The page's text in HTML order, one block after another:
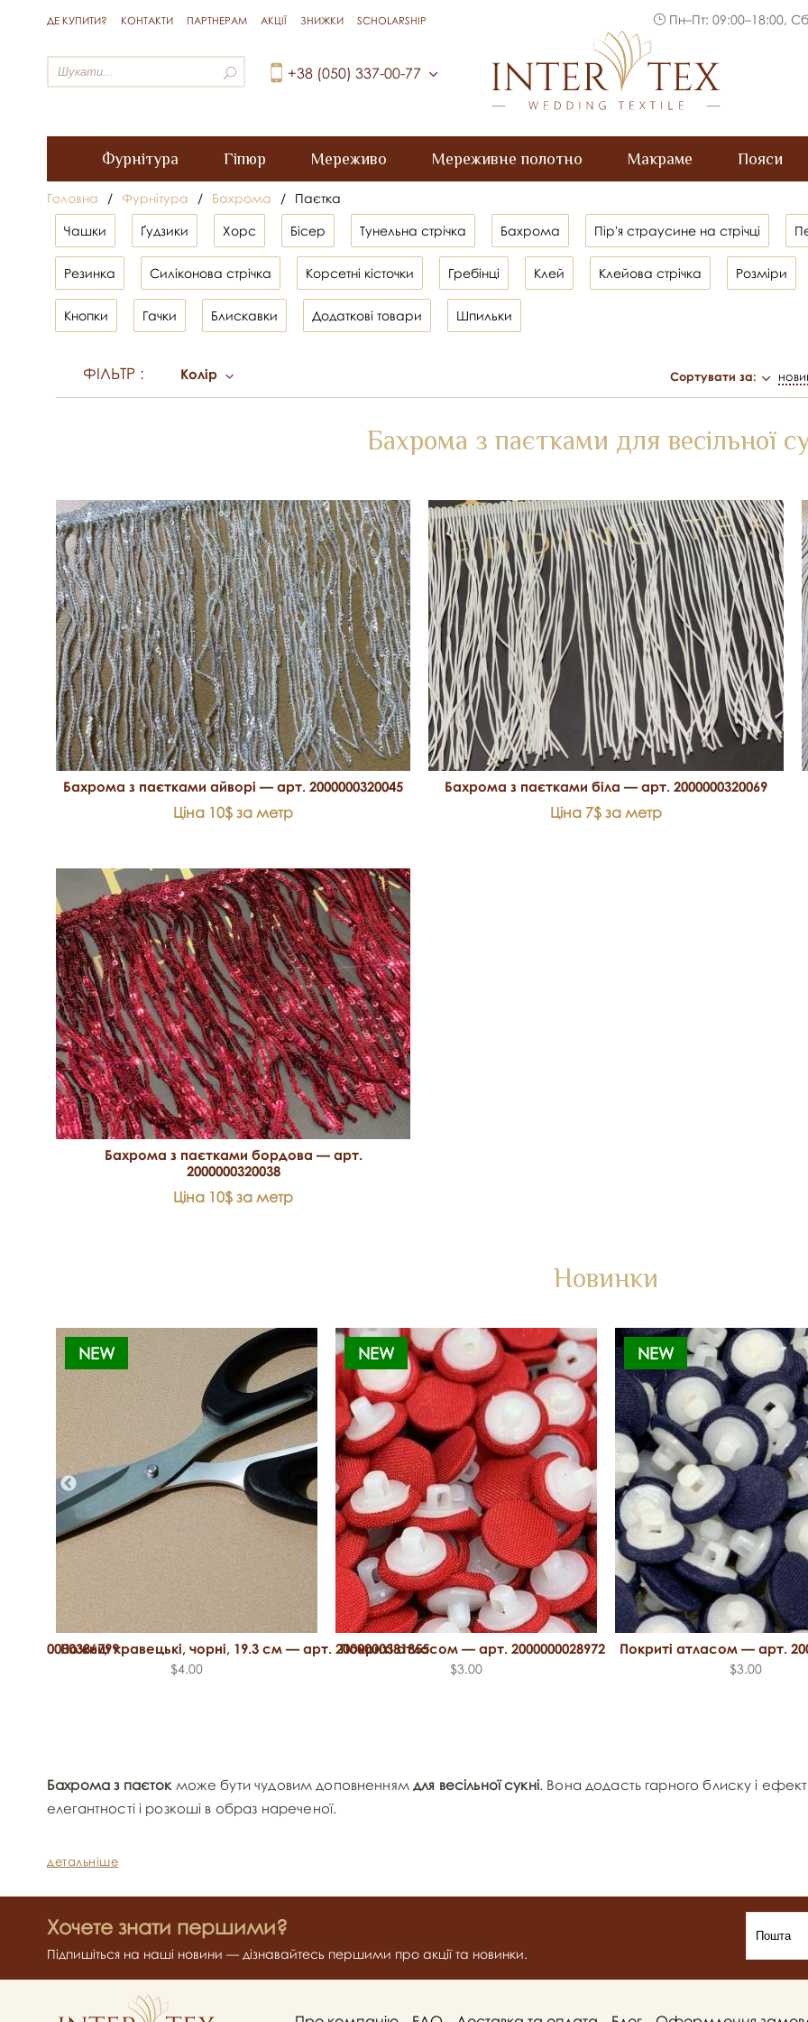
ДЕ КУПИТИ? КОНТАКТИ ПАРТНЕРАМ АКЦІЇ ЗНИЖКИ SCHOLARSHIP Пн–Пт: 09:00–18:00,
+38 (050) 337-00-77
Фурнітура Гіпюр Мереживо Мереживне полотно Макраме Пояси
Головна / Фурнітура / Бахрома / Паєтка
Чашки Ґудзики Хорс Бісер Тунельна стрічка Бахрома Пір'я страусине на стрічці
Резинка Силіконова стрічка Корсетні кісточки Гребінці Клей Клейова стрічка Розміри
Кнопки Гачки Блискавки Додаткові товари Шпильки
ФІЛЬТР : Сортувати за:
Колір
Бахрома з паєтками для весільної
Бахрома з паєтками айворі — арт. 2000000320045
Ціна 10$ за метр
Бахрома з паєтками біла — арт. 2000000320069
Ціна 7$ за метр
Бахрома з паєтками бордова — арт.
2000000320038
Ціна 10$ за метр
Новинки
2000000386799
NEW
Ножиці кравецькі, чорні, 19.3 см — арт. 2000000381855
$4.00
NEW
Покриті атласом — арт. 2000000028972
$3.00
NEW
Покриті атласом — арт.
$3.00
Бахрома з паєток може бути чудовим доповненнямдля весільної сукні. Вона додасть гарного блиску і
елегантності і розкоші в образ нареченої.
детальніше
Хочете знати першими?
Підпишіться на наші новини — дізнавайтесь першими про акції та новинки.